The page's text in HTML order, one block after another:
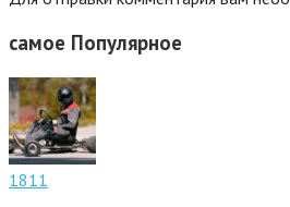
самое Популярное
1811